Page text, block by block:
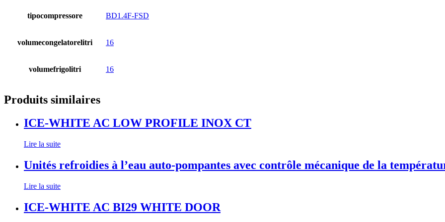
tipocompressore BD1.4F-FSD
volumecongelatorelitri 16
volumefrigolitri 16
Produits similaires
ICE-WHITE AC LOW PROFILE INOX CT
Lire la suite
Unités refroidies à l’eau auto-pompantes avec contrôle mécanique de la
Lire la suite
ICE-WHITE AC BI29 WHITE DOOR